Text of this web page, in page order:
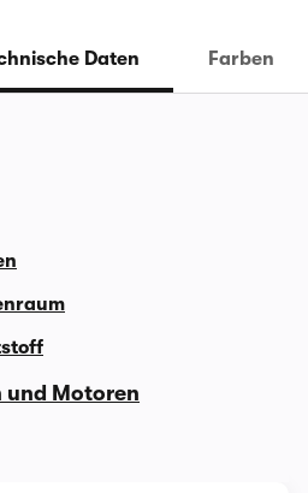
Daten Farben
Motoren